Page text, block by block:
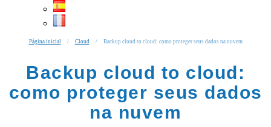
Página inicial / Cloud / Backup cloud to cloud: como proteger seus dados na nuvem
Backup cloud to cloud:
como proteger seus dados
na nuvem